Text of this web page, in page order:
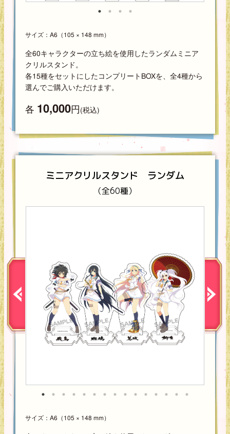
サイズ：A6（105 × 148 mm）
全60キャラクターの立ち絵を使用したランダムミニア
クリルスタンド。
各15種をセットにしたコンプリートBOXを、全4種から
選んでご購入いただけます。
各 10,000円(税込)
ミニアクリルスタンド ランダム
（全60種）
サイズ：A6（105 × 148 mm）